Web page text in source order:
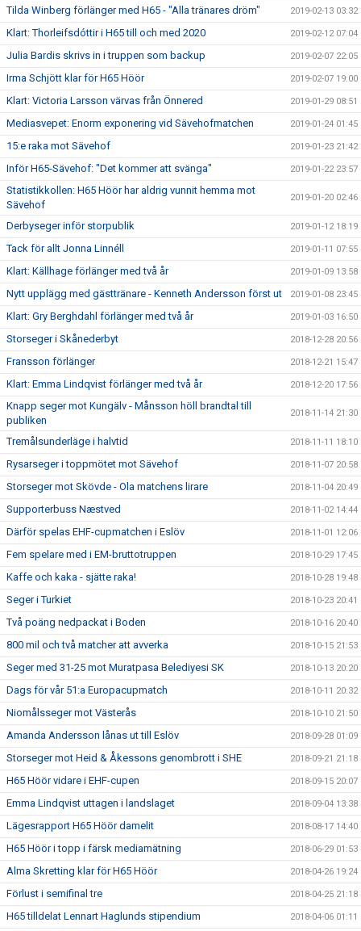
Tilda Winberg förlänger med H65 - "Alla tränares dröm" 2019-02-13 03:32
Klart: Thorleifsdóttir i H65 till och med 2020 2019-02-12 07:04
Julia Bardis skrivs in i truppen som backup 2019-02-07 22:05
Irma Schjött klar för H65 Höör 2019-02-07 19:00
Klart: Victoria Larsson värvas från Önnered 2019-01-29 08:51
Mediasvepet: Enorm exponering vid Sävehofmatchen 2019-01-24 01:45
15:e raka mot Sävehof 2019-01-23 21:42
Inför H65-Sävehof: "Det kommer att svänga" 2019-01-22 23:57
Statistikkollen: H65 Höör har aldrig vunnit hemma mot
Sävehof
2019-01-20 02:46
Derbyseger inför storpublik 2019-01-12 18:19
Tack för allt Jonna Linnéll 2019-01-11 07:55
Klart: Källhage förlänger med två år 2019-01-09 13:58
Nytt upplägg med gästtränare - Kenneth Andersson först ut 2019-01-08 23:45
Klart: Gry Berghdahl förlänger med två år 2019-01-03 16:50
Storseger i Skånederbyt 2018-12-28 20:56
Fransson förlänger 2018-12-21 15:47
Klart: Emma Lindqvist förlänger med två år 2018-12-20 17:56
Knapp seger mot Kungälv - Månsson höll brandtal till
publiken
2018-11-14 21:30
Tremålsunderläge i halvtid 2018-11-11 18:10
Rysarseger i toppmötet mot Sävehof 2018-11-07 20:58
Storseger mot Skövde - Ola matchens lirare 2018-11-04 20:49
Supporterbuss Næstved 2018-11-02 14:44
Därför spelas EHF-cupmatchen i Eslöv 2018-11-01 12:06
Fem spelare med i EM-bruttotruppen 2018-10-29 17:45
Kaffe och kaka - sjätte raka! 2018-10-28 19:48
Seger i Turkiet 2018-10-23 20:41
Två poäng nedpackat i Boden 2018-10-16 20:40
800 mil och två matcher att avverka 2018-10-15 21:53
Seger med 31-25 mot Muratpasa Belediyesi SK 2018-10-13 20:20
Dags för vår 51:a Europacupmatch 2018-10-11 20:32
Niomålsseger mot Västerås 2018-10-10 21:50
Amanda Andersson lånas ut till Eslöv 2018-09-28 01:09
Storseger mot Heid & Åkessons genombrott i SHE 2018-09-21 21:18
H65 Höör vidare i EHF-cupen 2018-09-15 20:07
Emma Lindqvist uttagen i landslaget 2018-09-04 13:38
Lägesrapport H65 Höör damelit 2018-08-17 14:40
H65 Höör i topp i färsk mediamätning 2018-06-29 01:53
Alma Skretting klar för H65 Höör 2018-04-26 19:24
Förlust i semifinal tre 2018-04-25 21:18
H65 tilldelat Lennart Haglunds stipendium 2018-04-06 01:11